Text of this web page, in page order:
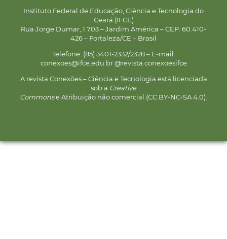
Instituto Federal de Educação, Ciência e Tecnologia do
Ceará (IFCE)
Rua Jorge Dumar, 1.703 – Jardim América – CEP: 60.410-
426 – Fortaleza/CE – Brasil
Telefone: (85) 3401-2332/2328 – E-mail:
conexoes@ifce.edu.br @revista.conexoesifce
A revista Conexões – Ciência e Tecnologia está licenciada
sob a Creative
Commonse Atribuição não comercial (CC BY-NC-SA 4.0).